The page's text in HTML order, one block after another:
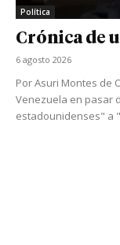
Política
Crónica de
6 agosto 2026
Por Asuri Montes de
Venezuela en pasar
estadounidenses" a